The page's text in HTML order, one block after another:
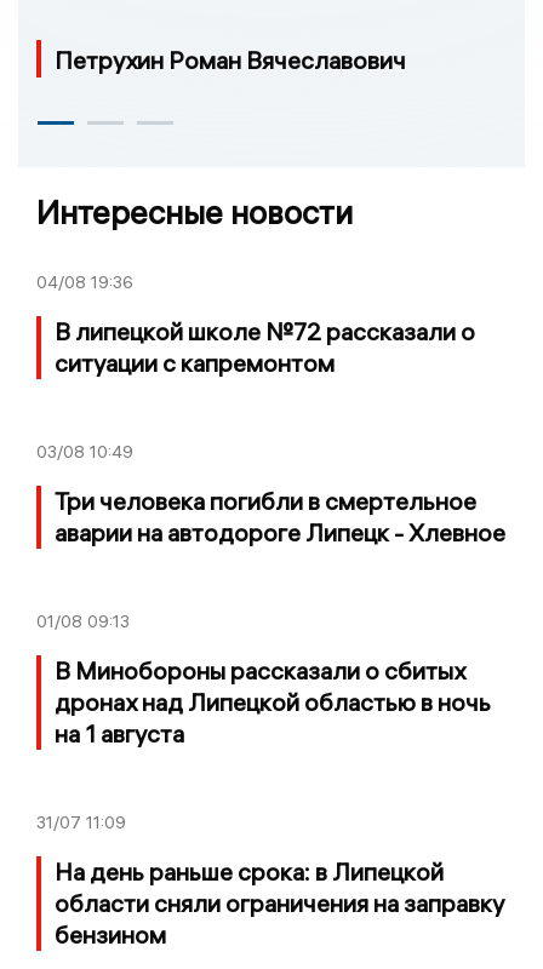
Петрухин Роман Вячеславович
Интересные новости
04/08 19:36
В липецкой школе №72 рассказали о
ситуации с капремонтом
03/08 10:49
Три человека погибли в смертельное
аварии на автодороге Липецк - Хлевное
01/08 09:13
В Минобороны рассказали о сбитых
дронах над Липецкой областью в ночь
на 1 августа
31/07 11:09
На день раньше срока: в Липецкой
области сняли ограничения на заправку
бензином